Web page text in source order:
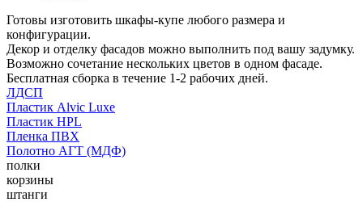
Готовы изготовить шкафы-купе любого размера и
конфигурации.
Декор и отделку фасадов можно выполнить под вашу задумку.
Возможно сочетание нескольких цветов в одном фасаде.
Бесплатная сборка в течение 1-2 рабочих дней.
ЛДСП
Пластик Alvic Luxe
Пластик HPL
Пленка ПВХ
Полотно АГТ (МДФ)
полки
корзины
штанги